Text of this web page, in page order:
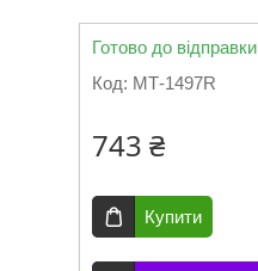
Готово до відправки
Код: МТ-1497R
743 ₴
Купити